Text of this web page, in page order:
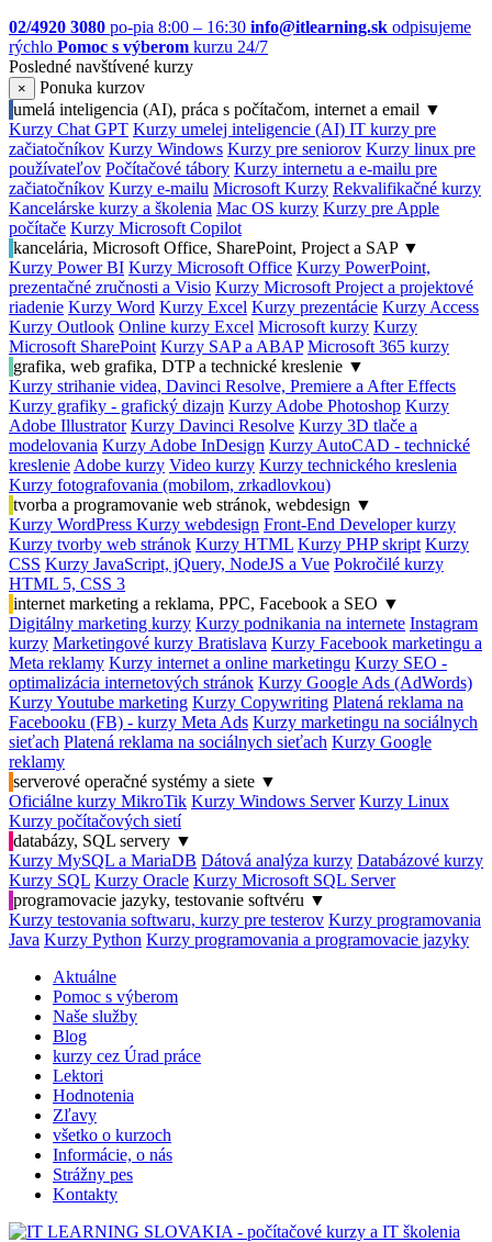
02/4920 3080 po-pia 8:00 – 16:30 info@itlearning.sk odpisujeme
rýchlo Pomoc s výberom kurzu 24/7
Posledné navštívené kurzy
×
Ponuka kurzov
umelá inteligencia (AI), práca s počítačom, internet a email ▼
Kurzy Chat GPT Kurzy umelej inteligencie (AI) IT kurzy pre
začiatočníkov Kurzy Windows Kurzy pre seniorov Kurzy linux pre
používateľov Počítačové tábory Kurzy internetu a e-mailu pre
začiatočníkov Kurzy e-mailu Microsoft Kurzy Rekvalifikačné kurzy
Kancelárske kurzy a školenia Mac OS kurzy Kurzy pre Apple
počítače Kurzy Microsoft Copilot
kancelária, Microsoft Office, SharePoint, Project a SAP ▼
Kurzy Power BI Kurzy Microsoft Office Kurzy PowerPoint,
prezentačné zručnosti a Visio Kurzy Microsoft Project a projektové
riadenie Kurzy Word Kurzy Excel Kurzy prezentácie Kurzy Access
Kurzy Outlook Online kurzy Excel Microsoft kurzy Kurzy
Microsoft SharePoint Kurzy SAP a ABAP Microsoft 365 kurzy
grafika, web grafika, DTP a technické kreslenie ▼
Kurzy strihanie videa, Davinci Resolve, Premiere a After Effects
Kurzy grafiky - grafický dizajn Kurzy Adobe Photoshop Kurzy
Adobe Illustrator Kurzy Davinci Resolve Kurzy 3D tlače a
modelovania Kurzy Adobe InDesign Kurzy AutoCAD - technické
kreslenie Adobe kurzy Video kurzy Kurzy technického kreslenia
Kurzy fotografovania (mobilom, zrkadlovkou)
tvorba a programovanie web stránok, webdesign ▼
Kurzy WordPress Kurzy webdesign Front-End Developer kurzy
Kurzy tvorby web stránok Kurzy HTML Kurzy PHP skript Kurzy
CSS Kurzy JavaScript, jQuery, NodeJS a Vue Pokročilé kurzy
HTML 5, CSS 3
internet marketing a reklama, PPC, Facebook a SEO ▼
Digitálny marketing kurzy Kurzy podnikania na internete Instagram
kurzy Marketingové kurzy Bratislava Kurzy Facebook marketingu a
Meta reklamy Kurzy internet a online marketingu Kurzy SEO -
optimalizácia internetových stránok Kurzy Google Ads (AdWords)
Kurzy Youtube marketing Kurzy Copywriting Platená reklama na
Facebooku (FB) - kurzy Meta Ads Kurzy marketingu na sociálnych
sieťach Platená reklama na sociálnych sieťach Kurzy Google
reklamy
serverové operačné systémy a siete ▼
Oficiálne kurzy MikroTik Kurzy Windows Server Kurzy Linux
Kurzy počítačových sietí
databázy, SQL servery ▼
Kurzy MySQL a MariaDB Dátová analýza kurzy Databázové kurzy
Kurzy SQL Kurzy Oracle Kurzy Microsoft SQL Server
programovacie jazyky, testovanie softvéru ▼
Kurzy testovania softwaru, kurzy pre testerov Kurzy programovania
Java Kurzy Python Kurzy programovania a programovacie jazyky
Aktuálne
Pomoc s výberom
Naše služby
Blog
kurzy cez Úrad práce
Lektori
Hodnotenia
Zľavy
všetko o kurzoch
Informácie, o nás
Strážny pes
Kontakty